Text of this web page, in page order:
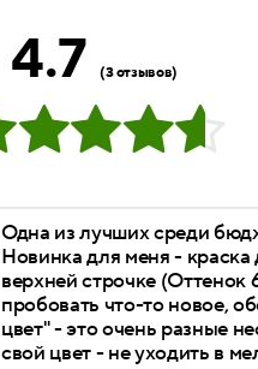
4.7 (3 отзывов)
Одна из лучших среди
Новинка для меня -
верхней строчке (Оттенок
пробовать что-то новое,
цвет" - это очень разные
свой цвет - не уходить в